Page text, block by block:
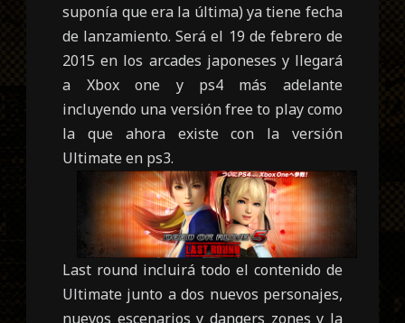
suponía que era la última) ya tiene fecha
de lanzamiento. Será el 19 de febrero de
2015 en los arcades japoneses y llegará
a Xbox one y ps4 más adelante
incluyendo una versión free to play como
la que ahora existe con la versión
Ultimate en ps3.
Last round incluirá todo el contenido de
Ultimate junto a dos nuevos personajes,
nuevos escenarios y dangers zones y la